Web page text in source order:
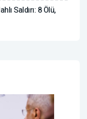
Saldırı: 8 Ölü,